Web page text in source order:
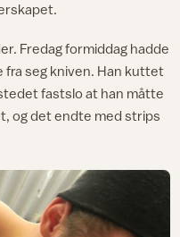
Fredag formiddag hadde
fra seg kniven. Han kuttet
fastslo at han måtte
og det endte med strips